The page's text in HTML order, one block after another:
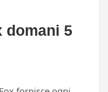
domani 5